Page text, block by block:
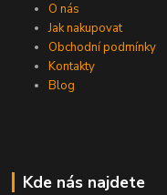
O nás
Jak nakupovat
Obchodní podmínky
Kontakty
Blog
Kde nás najdete